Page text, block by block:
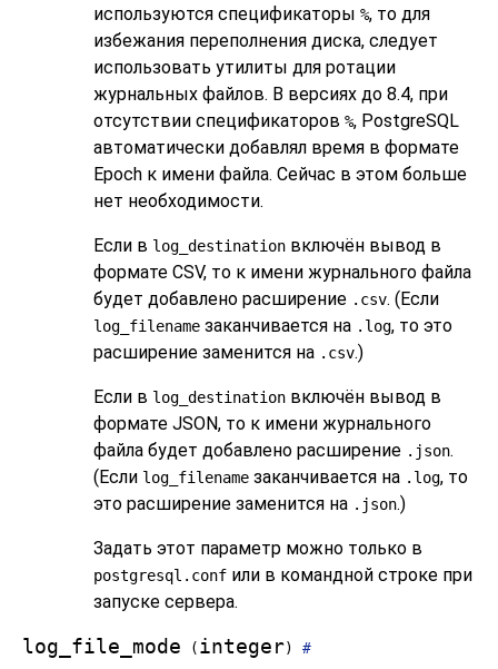
используются спецификаторы %, то для
избежания переполнения диска, следует
использовать утилиты для ротации
журнальных файлов. В версиях до 8.4, при
отсутствии спецификаторов %, PostgreSQL
автоматически добавлял время в формате
Epoch к имени файла. Сейчас в этом больше
нет необходимости.
Если в log_destination включён вывод в
формате CSV, то к имени журнального файла
будет добавлено расширение .csv. (Если
log_filename заканчивается на .log, то это
расширение заменится на .csv.)
Если в log_destination включён вывод в
формате JSON, то к имени журнального
файла будет добавлено расширение .json.
(Если log_filename заканчивается на .log, то
это расширение заменится на .json.)
Задать этот параметр можно только в
postgresql.conf или в командной строке при
запуске сервера.
log_file_mode ( integer) #